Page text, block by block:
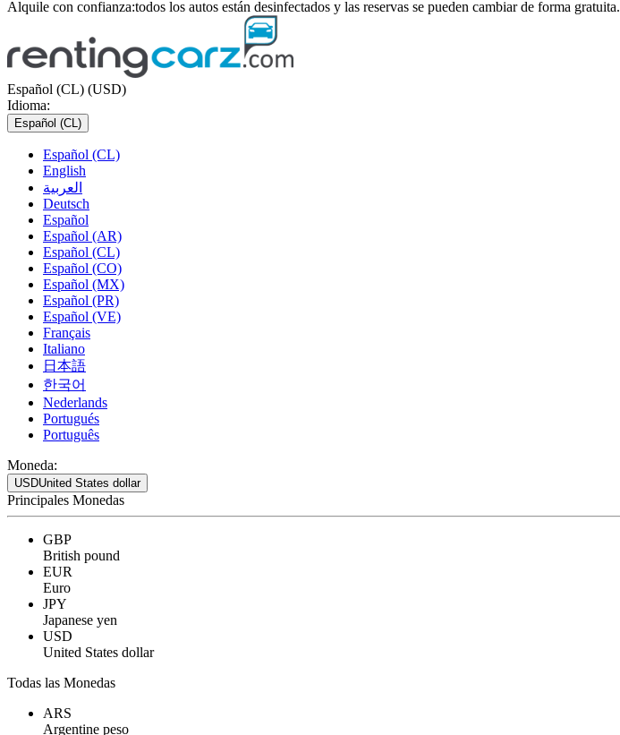
Alquile con confianza:todos los autos están desinfectados y las reservas se pueden cambiar de forma gratuita.
Español (CL) (USD)
Idioma:
Español (CL)
Español (CL)
English
العربية
Deutsch
Español
Español (AR)
Español (CL)
Español (CO)
Español (MX)
Español (PR)
Español (VE)
Français
Italiano
日本語
한국어
Nederlands
Portugués
Português
Moneda:
USDUnited States dollar
Principales Monedas
GBP
British pound
EUR
Euro
JPY
Japanese yen
USD
United States dollar
Todas las Monedas
ARS
Argentine peso